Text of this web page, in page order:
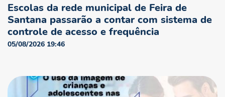
Escolas da rede municipal de Feira de
Santana passarão a contar com sistema de
controle de acesso e frequência
05/08/2026 19:46